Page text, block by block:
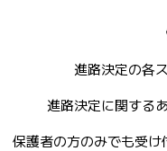
進路決定の各
進路決定に関する
保護者の方のみでも受